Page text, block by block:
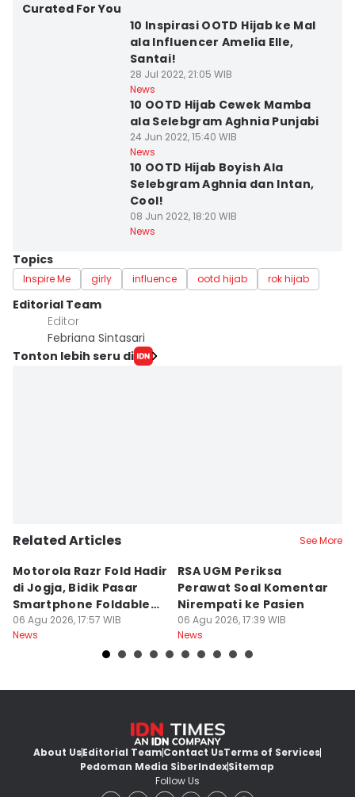
Curated For You
10 Inspirasi OOTD Hijab ke Mal
ala Influencer Amelia Elle,
Santai!
28 Jul 2022, 21:05 WIB
News
10 OOTD Hijab Cewek Mamba
ala Selebgram Aghnia Punjabi
24 Jun 2022, 15:40 WIB
News
10 OOTD Hijab Boyish Ala
Selebgram Aghnia dan Intan,
Cool!
08 Jun 2022, 18:20 WIB
News
Topics
Inspire Me girly influence ootd hijab rok hijab
Editorial Team
Editor
Febriana Sintasari
Tonton lebih seru di
Related Articles See More
Motorola Razr Fold Hadir
di Jogja, Bidik Pasar
Smartphone Foldable
Premium
06 Agu 2026, 17:57 WIB
News
RSA UGM Periksa
Perawat Soal Komentar
Nirempati ke Pasien
06 Agu 2026, 17:39 WIB
News
About UsEditorial TeamContact UsTerms of Services
Pedoman Media SiberIndexSitemap
Follow Us